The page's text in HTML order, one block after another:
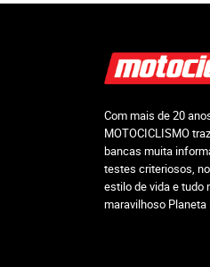
Com mais de 20
MOTOCICLISMO
bancas muita
testes criteriosos,
estilo de vida e tudo
maravilhoso Planeta